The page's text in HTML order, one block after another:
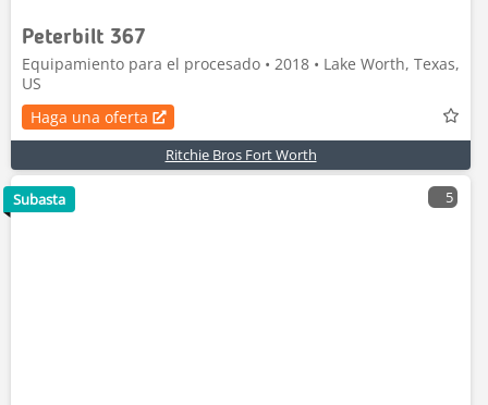
Peterbilt 367
Equipamiento para el procesado • 2018 • Lake Worth, Texas,
US
Haga una oferta
Ritchie Bros Fort Worth
5
Subasta